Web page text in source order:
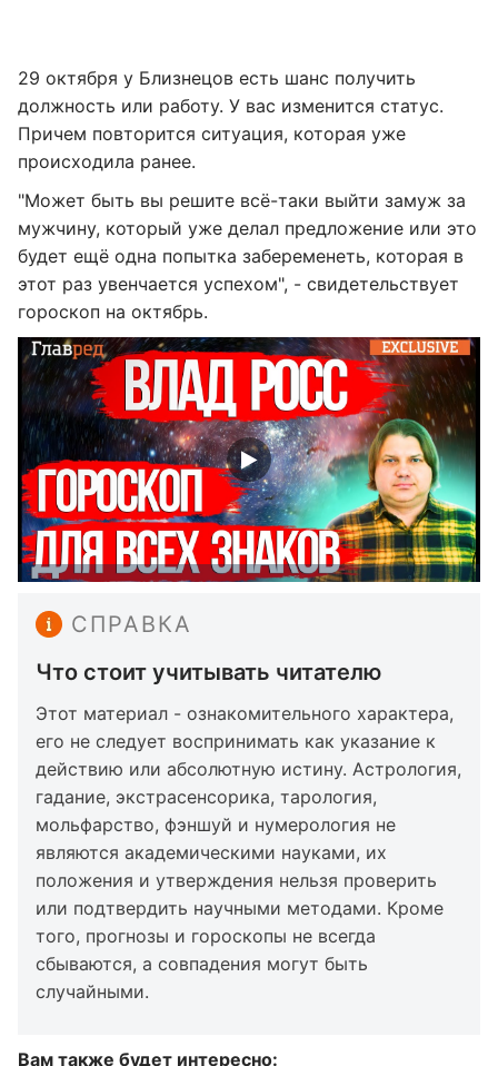
29 октября у Близнецов есть шанс получить
должность или работу. У вас изменится статус.
Причем повторится ситуация, которая уже
происходила ранее.
"Может быть вы решите всё-таки выйти замуж за
мужчину, который уже делал предложение или это
будет ещё одна попытка забеременеть, которая в
этот раз увенчается успехом", - свидетельствует
гороскоп на октябрь.
СПРАВКА
Что стоит учитывать читателю
Этот материал - ознакомительного характера,
его не следует воспринимать как указание к
действию или абсолютную истину. Астрология,
гадание, экстрасенсорика, тарология,
мольфарство, фэншуй и нумерология не
являются академическими науками, их
положения и утверждения нельзя проверить
или подтвердить научными методами. Кроме
того, прогнозы и гороскопы не всегда
сбываются, а совпадения могут быть
случайными.
Вам также будет интересно: